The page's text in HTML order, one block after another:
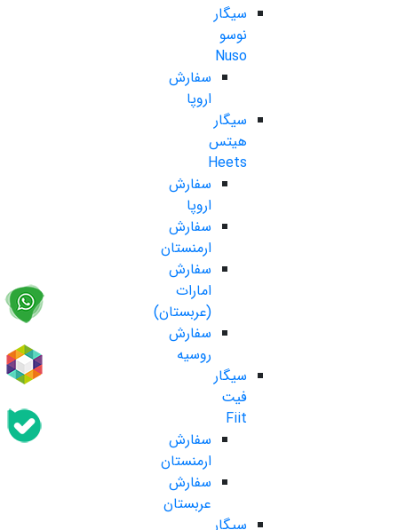
سیگار
نوسو
Nuso
سفارش
اروپا
سیگار
هیتس
Heets
سفارش
اروپا
سفارش
ارمنستان
سفارش
امارات
(عربستان)
سفارش
روسیه
سیگار
فیت
Fiit
سفارش
ارمنستان
سفارش
عربستان
سیگار